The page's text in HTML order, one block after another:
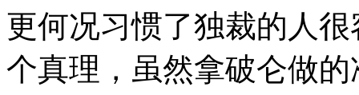
更何况习惯了独裁的人
个真理，虽然拿破仑做